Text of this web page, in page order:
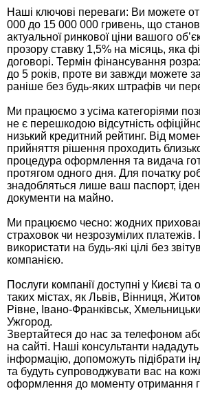
Наші ключові переваги: Ви можете
000 до 15 000 000 гривень, що
актуальної ринкової ціни вашого
прозору ставку 1,5% на місяць, яка
договорі. Термін фінансування
до 5 років, проте ви завжди можете
раніше без будь-яких штрафів чи
Ми працюємо з усіма категоріями
не є перешкодою відсутність
низький кредитний рейтинг. Від
прийняття рішення проходить
процедура оформлення та видача
протягом одного дня. Для початку
знадобляться лише ваш паспорт,
документи на майно.
Ми працюємо чесно: жодних
страховок чи незрозумілих
використати на будь-які цілі без
компанією.
Послуги компанії доступні у Києві та
таких містах, як Львів, Вінниця,
Рівне, Івано-Франківськ,
Ужгород.
Звертайтеся до нас за телефоном
на сайті. Наші консультанти
інформацію, допоможуть підібрати
та будуть супроводжувати вас на
оформлення до моменту отримання